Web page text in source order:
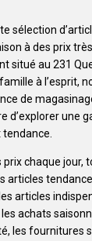
sélection
à des prix
situé au 231
à l’esprit,
de
d’explorer une
chaque jour,
articles
articles
les achats
les fournitures